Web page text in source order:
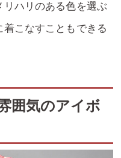
ハリのある色を選ぶ
こなすこともできる
囲気のアイボ